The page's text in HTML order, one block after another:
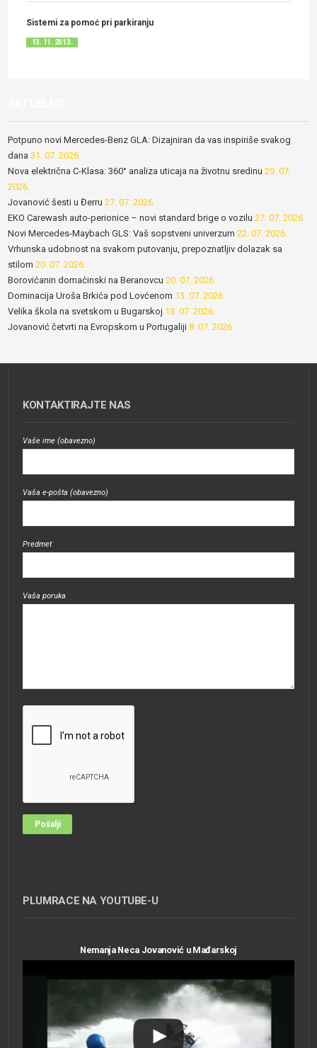
Sistemi za pomoć pri parkiranju
13. 11. 2013.
Potpuno novi Mercedes-Benz GLA: Dizajniran da vas inspiriše svakog
dana 31. 07. 2026.
Nova električna C-Klasa: 360° analiza uticaja na životnu sredinu 29. 07.
2026.
Jovanović šesti u Đerru 27. 07. 2026.
EKO Carewash auto-perionice – novi standard brige o vozilu 27. 07. 2026.
Novi Mercedes-Maybach GLS: Vaš sopstveni univerzum 22. 07. 2026.
Vrhunska udobnost na svakom putovanju, prepoznatljiv dolazak sa
stilom 20. 07. 2026.
Borovićanin domaćinski na Beranovcu 20. 07. 2026.
Dominacija Uroša Brkića pod Lovćenom 13. 07. 2026.
Velika škola na svetskom u Bugarskoj 13. 07. 2026.
Jovanović četvrti na Evropskom u Portugaliji 8. 07. 2026.
KONTAKTIRAJTE NAS
Vaše ime (obavezno)
Vaša e-pošta (obavezno)
Predmet
Vaša poruka
PLUMRACE NA YOUTUBE-U
Nemanja Neca Jovanović u Mađarskoj